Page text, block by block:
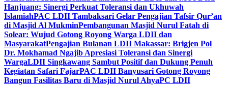
Hanjuang: Sinergi Perkuat Toleransi dan Ukhuwah
IslamiahPAC LDII Tambaksari Gelar Pengajian Tafsir Qur’an
di Masjid Al MukminPembangunan Masjid Nurul Fatah di
Solear: Wujud Gotong Royong Warga LDII dan
MasyarakatPengajian Bulanan LDII Makassar: Brigjen Pol
Dr. Mokhamad Ngajib Apresiasi Toleransi dan Sinergi
WargaLDII Singkawang Sambut Positif dan Dukung Penuh
Kegiatan Safari FajarPAC LDII Banyusari Gotong Royong
Bangun Fasilitas Baru di Masjid Nurul AhyaPC LDII